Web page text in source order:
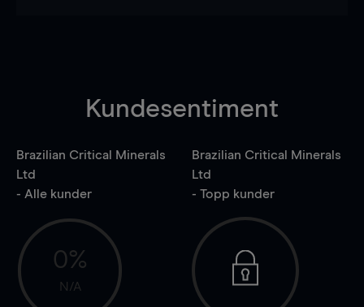
Kundesentiment
Brazilian Critical Minerals
Ltd
- Alle kunder
0%
N/A
Brazilian Critical Minerals
Ltd
- Topp kunder